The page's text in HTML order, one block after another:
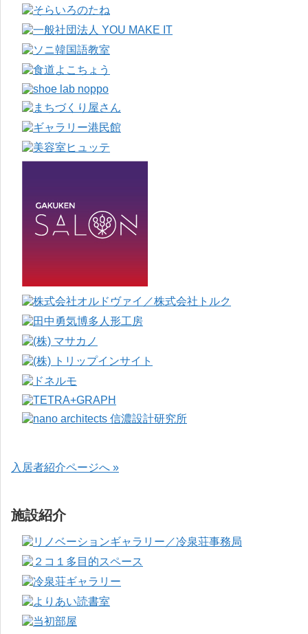
入居者紹介ページへ »
施設紹介